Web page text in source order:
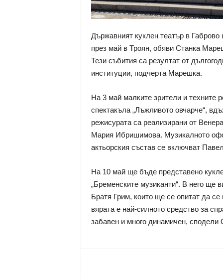
Държавният куклен театър в
през май в Троян, обяви Станка
Тези събития са резултат от
институции, подчерта Марешка.
На 3 май малките зрители и техните
спектакъла „Лъжливото овчарче“,
режисурата са реализирани от
Мария Ибришимова. Музикалното
актьорския състав се включват
На 10 май ще бъде представено
„Бременските музиканти“. В него ще
Братя Грим, които ще се опитат да се
вярата е най-силното средство за
забавен и много динамичен,